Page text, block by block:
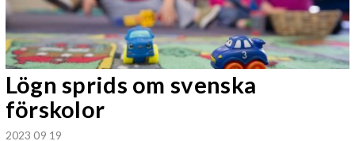
Lögn sprids om svenska
förskolor
2023 09 19